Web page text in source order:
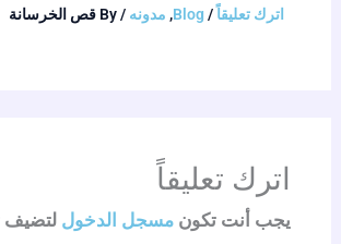
اترك تعليقاً /
Blog
, مدونه / By قص الخرسانة
اترك تعليقاً
يجب أنت تكون مسجل الدخول لتضيف